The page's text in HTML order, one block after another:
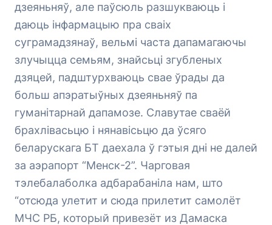
дзеяньняў, але паўсюль разшукваюць і
даюць інфармацыю пра сваіх
суграмадзянаў, вельмі часта дапамагаючы
злучыцца семьям, знайсьці згубленых
дзяцей, падштурхваюць свае ўрады да
больш апэратыўных дзеяньняў па
гуманітарнай дапамозе. Славутае сваёй
брахлівасьцю і нянавісьцю да ўсяго
беларускага БТ даехала ў гэтыя дні не далей
за аэрапорт “Менск-2”. Чарговая
тэлебалаболка адбарабаніла нам, што
“отсюда улетит и сюда прилетит самолёт
МЧС РБ, который привезёт из Дамаска